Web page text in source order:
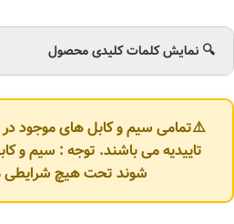
🔍 نمایش کلمات کلیدی محصول
⚠️تمامی سیم و کابل های موجود در
تاییدیه می باشند. توجه : سیم و
شوند تحت هیچ شرایطی